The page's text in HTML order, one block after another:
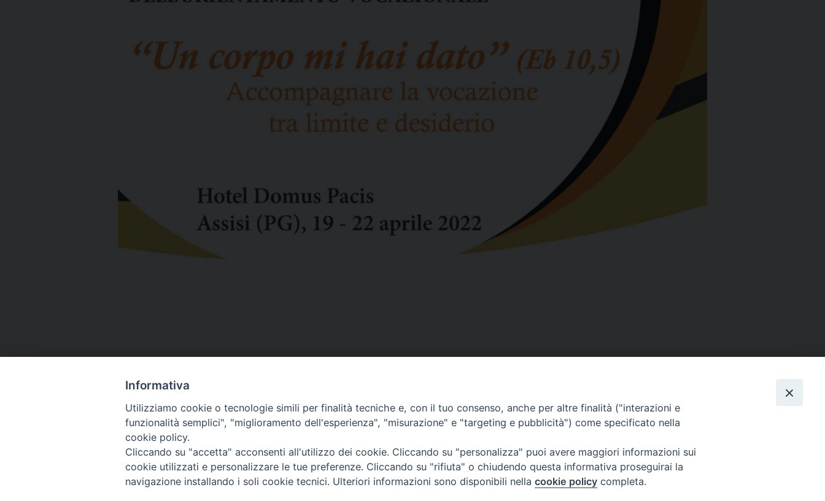
CONTATTI
via Bonporti, 20 – 35141 Padova
tel: +39 351 619 2354
e mail:ufficiovocazionipadova@gmail.com
via Valmarana, 20 – 35133 Padova
instagram:
@casasantandreapadova
e mail:casasantandreapadova@gmail.
Informativa
Utilizziamo cookie o tecnologie simili per finalità tecniche e, con il tuo consenso, anche per altre finalità ("interazioni e
funzionalità semplici", "miglioramento dell'esperienza", "misurazione" e "targeting e pubblicità") come specificato nella
cookie policy.
Cliccando su "accetta" acconsenti all'utilizzo dei cookie. Cliccando su "personalizza" puoi avere maggiori informazioni sui
cookie utilizzati e personalizzare le tue preferenze. Cliccando su "rifiuta" o chiudendo questa informativa proseguirai la
navigazione installando i soli cookie tecnici. Ulteriori informazioni sono disponibili nella cookie policy completa.